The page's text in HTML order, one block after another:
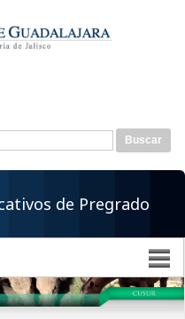
Formulario de
de Pregrado